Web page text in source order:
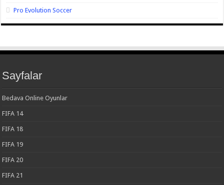
Pro Evolution Soccer
Sayfalar
Bedava Online Oyunlar
FIFA 14
FIFA 18
FIFA 19
FIFA 20
FIFA 21